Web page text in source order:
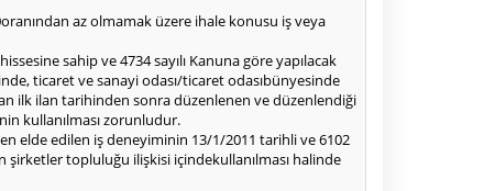
az olmamak üzere ihale konusu iş veya
sahip ve 4734 sayılı Kanuna göre yapılacak
ticaret ve sanayi odası/ticaret odasıbünyesinde
ilk ilan tarihinden sonra düzenlenen ve düzenlendiği
kullanılması zorunludur.
elde edilen iş deneyiminin 13/1/2011 tarihli ve 6102
şirketler topluluğu ilişkisi içindekullanılması halinde